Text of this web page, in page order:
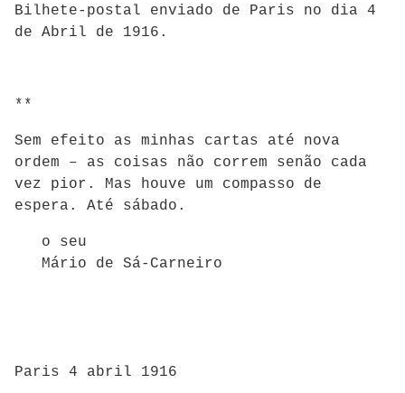
Bilhete-postal enviado de Paris no dia 4
de Abril de 1916.
**
Sem efeito as minhas cartas até nova
ordem – as coisas não correm senão cada
vez pior. Mas houve um compasso de
espera. Até sábado.
o seu
Mário de Sá-Carneiro
Paris 4 abril 1916